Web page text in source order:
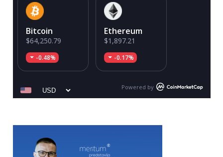
Bitcoin
$64,250.79
-0.48%
Ethereum
$1,897.21
-0.17%
Powered by